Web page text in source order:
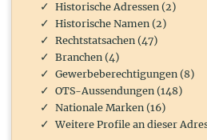
Historische Adressen (2)
Historische Namen (2)
Rechtstatsachen (47)
Branchen (4)
Gewerbeberechtigungen (8)
OTS-Aussendungen (148)
Nationale Marken (16)
Weitere Profile an dieser